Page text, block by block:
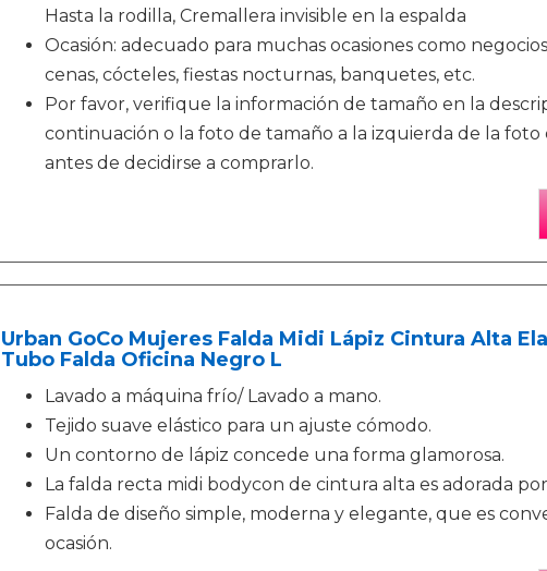
Hasta la rodilla, Cremallera invisible en la espalda
Ocasión: adecuado para muchas ocasiones como
cenas, cócteles, fiestas nocturnas, banquetes, etc.
Por favor, verifique la información de tamaño en la
continuación o la foto de tamaño a la izquierda de la
antes de decidirse a comprarlo.
Urban GoCo Mujeres Falda Midi Lápiz Cintura Alta
Tubo Falda Oficina Negro L
Lavado a máquina frío/ Lavado a mano.
Tejido suave elástico para un ajuste cómodo.
Un contorno de lápiz concede una forma glamorosa.
La falda recta midi bodycon de cintura alta es adorada
Falda de diseño simple, moderna y elegante, que es
ocasión.